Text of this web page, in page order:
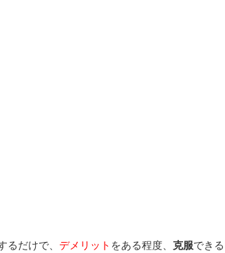
るだけで、 デメリット をある程度、 克服できる